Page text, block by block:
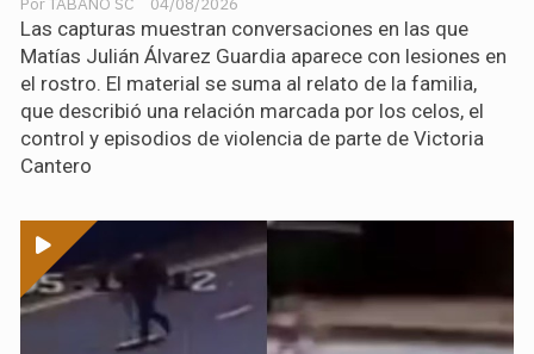
Las capturas muestran conversaciones en las que
Matías Julián Álvarez Guardia aparece con lesiones en
el rostro. El material se suma al relato de la familia,
que describió una relación marcada por los celos, el
control y episodios de violencia de parte de Victoria
Cantero